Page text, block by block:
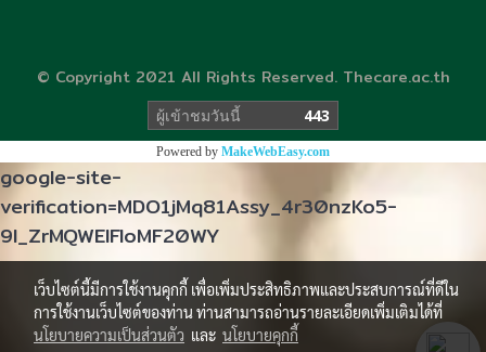
© Copyright 2021 All Rights Reserved. Thecare.ac.th
ผู้เข้าชมวันนี้ 443
Powered by MakeWebEasy.com
เว็บไซต์นี้มีการใช้งานคุกกี้ เพื่อเพิ่มประสิทธิภาพและประสบการณ์ที่ดีใน
การใช้งานเว็บไซต์ของท่าน ท่านสามารถอ่านรายละเอียดเพิ่มเติมได้ที่
นโยบายความเป็นส่วนตัว และ นโยบายคุกกี้
google-site-
verification=MDO1jMq81Assy_4r30nzKo5-
9l_ZrMQWElFloMF20WY